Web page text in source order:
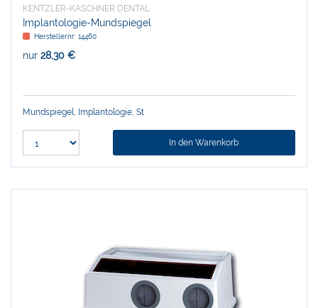
KENTZLER-KASCHNER DENTAL
Implantologie-Mundspiegel
Herstellernr: 14460
nur 28,30 €
Mundspiegel, Implantologie, St
In den Warenkorb